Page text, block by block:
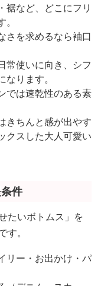
裾など、どこにフリ
さを求めるなら袖口
常使いに向き、シフ
ります。
では速乾性のある素
きちんと感が出やす
クスした大人可愛い
件
たいボトムス」を
。
リー・お出かけ・パ